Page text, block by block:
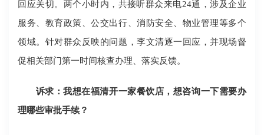
回应关切。两个小时内，共接听群众来电24通，涉及企业
服务、教育政策、公交出行、消防安全、物业管理等多个
领域。针对群众反映的问题，李文清逐一回应，并现场督
促相关部门第一时间核查办理、落实反馈。
诉求：我想在福清开一家餐饮店，想咨询一下需要办
理哪些审批手续？